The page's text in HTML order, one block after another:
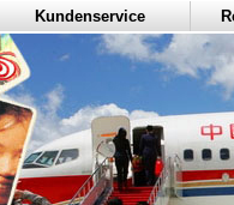
Kundenservice